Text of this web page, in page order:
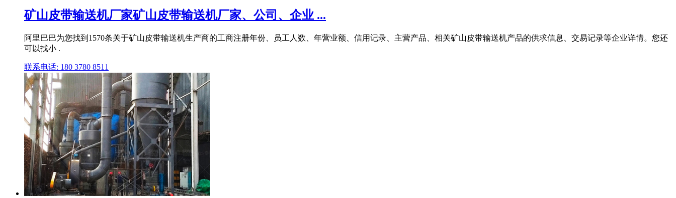
矿山皮带输送机厂家矿山皮带输送机厂家、公司、企业 ...
阿里巴巴为您找到1570条关于矿山皮带输送机生产商的工商注册年份、员工人数、年营业额、信用记录、主营产品、相关矿山皮带输送机产品的供求信息、交易记录等企业详情。您还
可以找小 .
联系电话: 180 3780 8511